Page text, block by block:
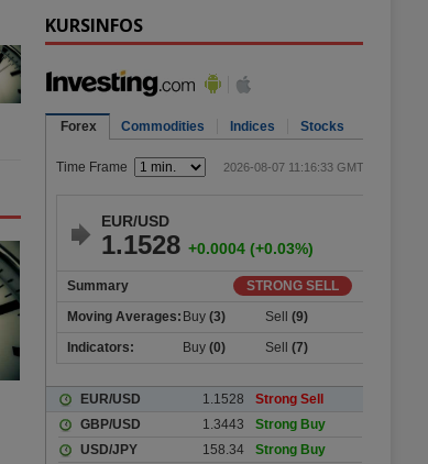
KURSINFOS